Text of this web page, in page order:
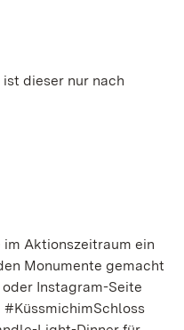
dieser nur nach
Aktionszeitraum ein
Monumente gemacht
Instagram-Seite